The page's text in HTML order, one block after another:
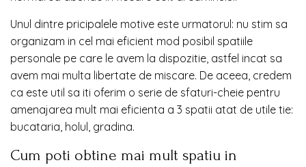
Unul dintre pricipalele motive este urmatorul: nu stim sa
organizam in cel mai eficient mod posibil spatiile
personale pe care le avem la dispozitie, astfel incat sa
avem mai multa libertate de miscare. De aceea, credem
ca este util sa iti oferim o serie de sfaturi-cheie pentru
amenajarea mult mai eficienta a 3 spatii atat de utile tie:
bucataria, holul, gradina.
Cum poti obtine mai mult spatiu in